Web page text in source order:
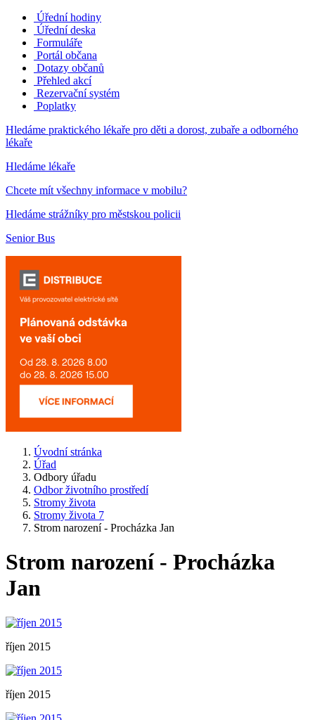
Úřední hodiny
Úřední deska
Formuláře
Portál občana
Dotazy občanů
Přehled akcí
Rezervační systém
Poplatky
Hledáme praktického lékaře pro děti a dorost, zubaře a odborného
lékaře
Hledáme lékaře
Chcete mít všechny informace v mobilu?
Hledáme strážníky pro městskou policii
Senior Bus
Úvodní stránka
Úřad
Odbory úřadu
Odbor životního prostředí
Stromy života
Stromy života 7
Strom narození - Procházka Jan
Strom narození - Procházka
Jan
říjen 2015
říjen 2015